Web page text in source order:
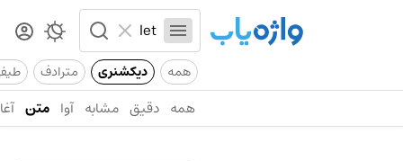
همه دیکشنری مترادف
همه دقیق مشابه آوا متن